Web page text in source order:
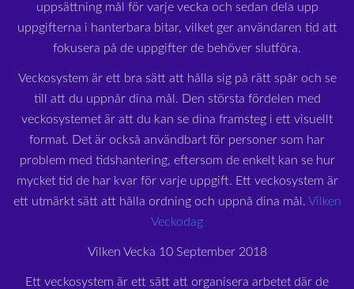
uppsättning mål för varje vecka och sedan dela upp
uppgifterna i hanterbara bitar, vilket ger användaren tid att
fokusera på de uppgifter de behöver slutföra.
Veckosystem är ett bra sätt att hålla sig på rätt spår och se
till att du uppnår dina mål. Den största fördelen med
veckosystemet är att du kan se dina framsteg i ett visuellt
format. Det är också användbart för personer som har
problem med tidshantering, eftersom de enkelt kan se hur
mycket tid de har kvar för varje uppgift. Ett veckosystem är
ett utmärkt sätt att hålla ordning och uppnå dina mål. Vilken
Veckodag
Vilken Vecka 10 September 2018
Ett veckosystem är ett sätt att organisera arbetet där de